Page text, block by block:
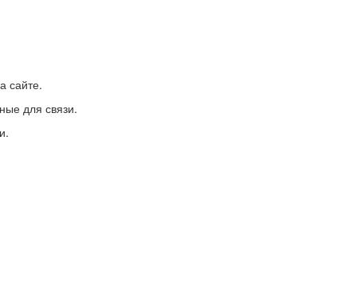
сайте.
для связи.